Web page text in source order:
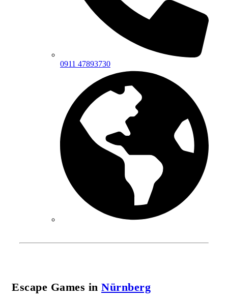
0911 47893730
Escape Games in Nürnberg